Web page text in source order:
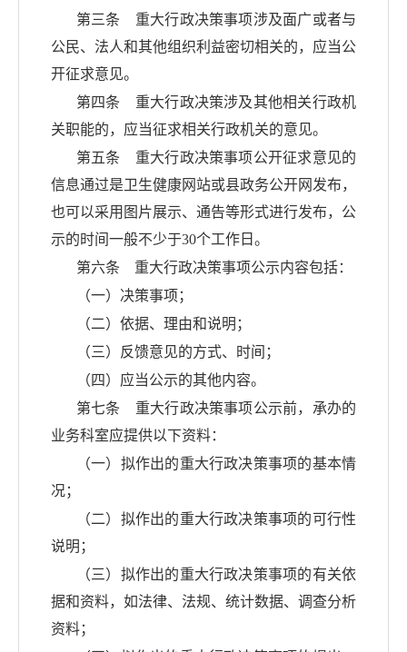
第三条 重大行政决策事项涉及面广或者与
公民、法人和其他组织利益密切相关的，应当公
开征求意见。
第四条 重大行政决策涉及其他相关行政机
关职能的，应当征求相关行政机关的意见。
第五条 重大行政决策事项公开征求意见的
信息通过是卫生健康网站或县政务公开网发布，
也可以采用图片展示、通告等形式进行发布，公
示的时间一般不少于30个工作日。
第六条 重大行政决策事项公示内容包括：
（一）决策事项；
（二）依据、理由和说明；
（三）反馈意见的方式、时间；
（四）应当公示的其他内容。
第七条 重大行政决策事项公示前，承办的
业务科室应提供以下资料：
（一）拟作出的重大行政决策事项的基本情
况；
（二）拟作出的重大行政决策事项的可行性
说明；
（三）拟作出的重大行政决策事项的有关依
据和资料，如法律、法规、统计数据、调查分析
资料；